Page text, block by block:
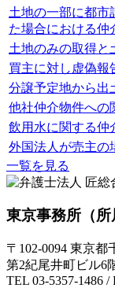
土地の一部に都市
た場合における仲
土地のみの取得と
買主に対し虚偽報
分譲予定地から出
他社仲介物件への
飲用水に関する仲
外国法人が売主の
一覧を見る
東京事務所 （
〒102-0094 東京都
第2紀尾井町ビル6
TEL 03-5357-1486 /